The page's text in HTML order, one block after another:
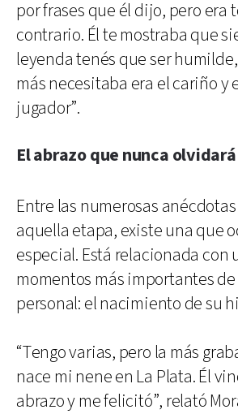
por frases que él dijo, pero era
contrario. Él te mostraba que
leyenda tenés que ser
más necesitaba era el cariño y
jugador”.
El abrazo que nunca olvidará
Entre las numerosas
aquella etapa, existe una que
especial. Está relacionada con
momentos más importantes
personal: el nacimiento de su
“Tengo varias, pero la más
nace mi nene en La Plata. Él
abrazo y me felicitó”, relató